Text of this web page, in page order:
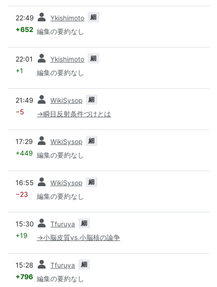
22:49 Ykishimoto 細
+652 編集の要約なし
22:01 Ykishimoto 細
+1 編集の要約なし
21:49 WikiSysop 細
−5 →瞬目反射条件づけとは
17:29 WikiSysop 細
+449 編集の要約なし
16:55 WikiSysop 細
−23 編集の要約なし
15:30 Tfuruya 細
+19 →小脳皮質vs.小脳核の論争
15:28 Tfuruya 細
+796 編集の要約なし